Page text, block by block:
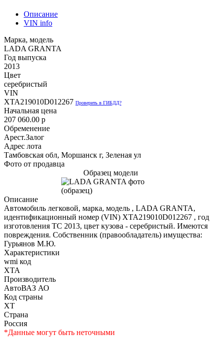
Описание
VIN info
Марка, модель
LADA GRANTA
Год выпуска
2013
Цвет
серебристый
VIN
XTA219010D012267 Проверить в ГИБДД?
Начальная цена
207 060.00 p
Обременение
Арест.Залог
Адрес лота
Тамбовская обл, Моршанск г, Зеленая ул
Фото от продавца
Образец модели
Описание
Автомобиль легковой, марка, модель , LADA GRANTA,
идентификационный номер (VIN) ХТА219010D012267 , год
изготовления ТС 2013, цвет кузова - серебристый. Имеются
повреждения. Собственник (правообладатель) имущества:
Гурьянов М.Ю.
Характеристики
wmi код
XTA
Производитель
АвтоВАЗ АО
Код страны
XT
Страна
Россия
*Данные могут быть неточными